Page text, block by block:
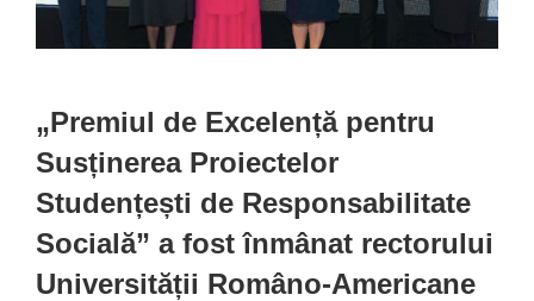
„Premiul de Excelență pentru
Susținerea Proiectelor
Studențești de Responsabilitate
Socială” a fost înmânat rectorului
Universității Româno-Americane